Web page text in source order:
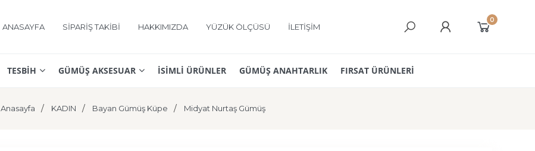
ANASAYFA SİPARİŞ TAKİBİ HAKKIMIZDA YÜZÜK ÖLÇÜSÜ İLETİŞİM
0
TESBİH GÜMÜŞ AKSESUAR İSİMLİ ÜRÜNLER GÜMÜŞ ANAHTARLIK FIRSAT ÜRÜNLERİ
Anasayfa KADIN Bayan Gümüş Küpe Midyat Nurtaş Gümüş